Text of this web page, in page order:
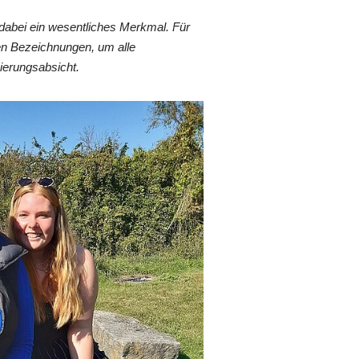
ein wesentliches Merkmal. Für
Bezeichnungen, um alle